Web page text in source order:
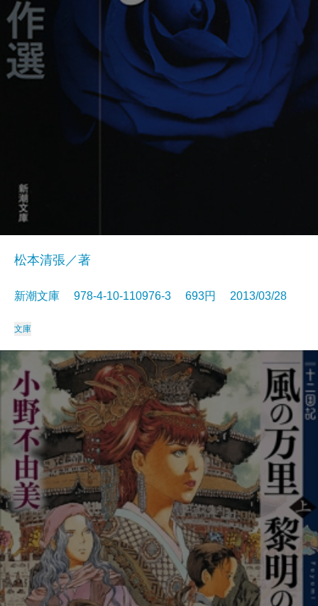
松本清張／著
新潮文庫 978-4-10-110976-3 693円 2013/03/28
文庫